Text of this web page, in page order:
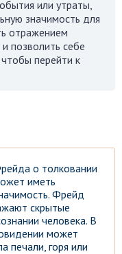
или утраты,
значимость для
отражением
позволить себе
перейти к
о толковании
иметь
Фрейд
скрытые
человека. В
может
печали, горя или